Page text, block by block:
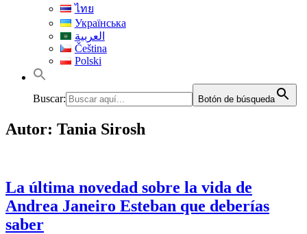
ไทย
Українська
العربية
Čeština
Polski
Buscar: Botón de búsqueda
Autor: Tania Sirosh
La última novedad sobre la vida de
Andrea Janeiro Esteban que deberías
saber